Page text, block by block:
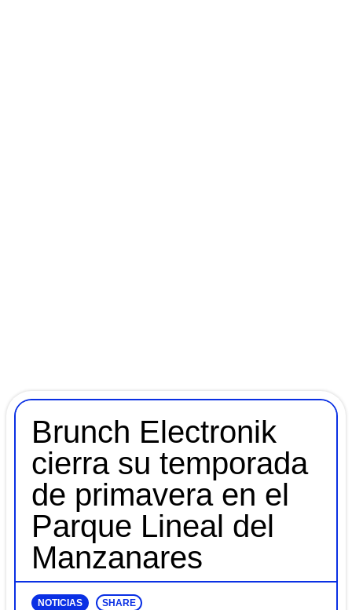
Brunch Electronik
cierra su temporada
de primavera en el
Parque Lineal del
Manzanares
NOTICIAS SHARE